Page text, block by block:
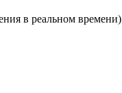
в реальном времени)